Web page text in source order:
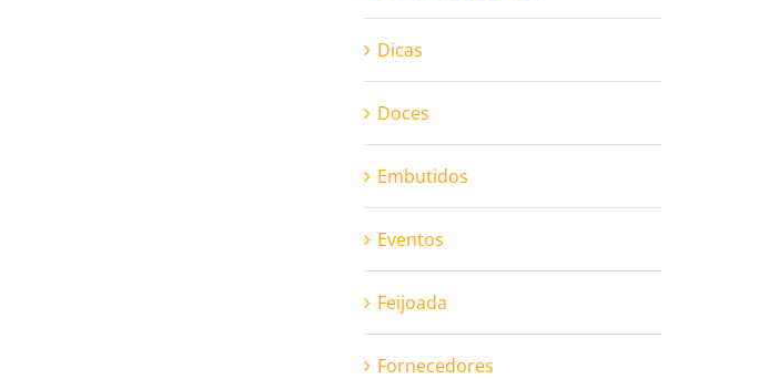
Dicas
Doces
Embutidos
Eventos
Feijoada
Fornecedores